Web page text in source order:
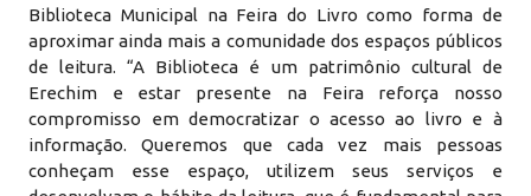
Biblioteca Municipal na Feira do Livro como forma de
aproximar ainda mais a comunidade dos espaços públicos
de leitura. “A Biblioteca é um patrimônio cultural de
Erechim e estar presente na Feira reforça nosso
compromisso em democratizar o acesso ao livro e à
informação. Queremos que cada vez mais pessoas
conheçam esse espaço, utilizem seus serviços e